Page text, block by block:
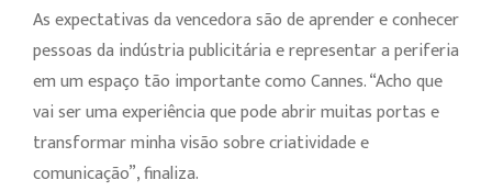
As expectativas da vencedora são de aprender e conhecer
pessoas da indústria publicitária e representar a periferia
em um espaço tão importante como Cannes. “Acho que
vai ser uma experiência que pode abrir muitas portas e
transformar minha visão sobre criatividade e
comunicação”, finaliza.